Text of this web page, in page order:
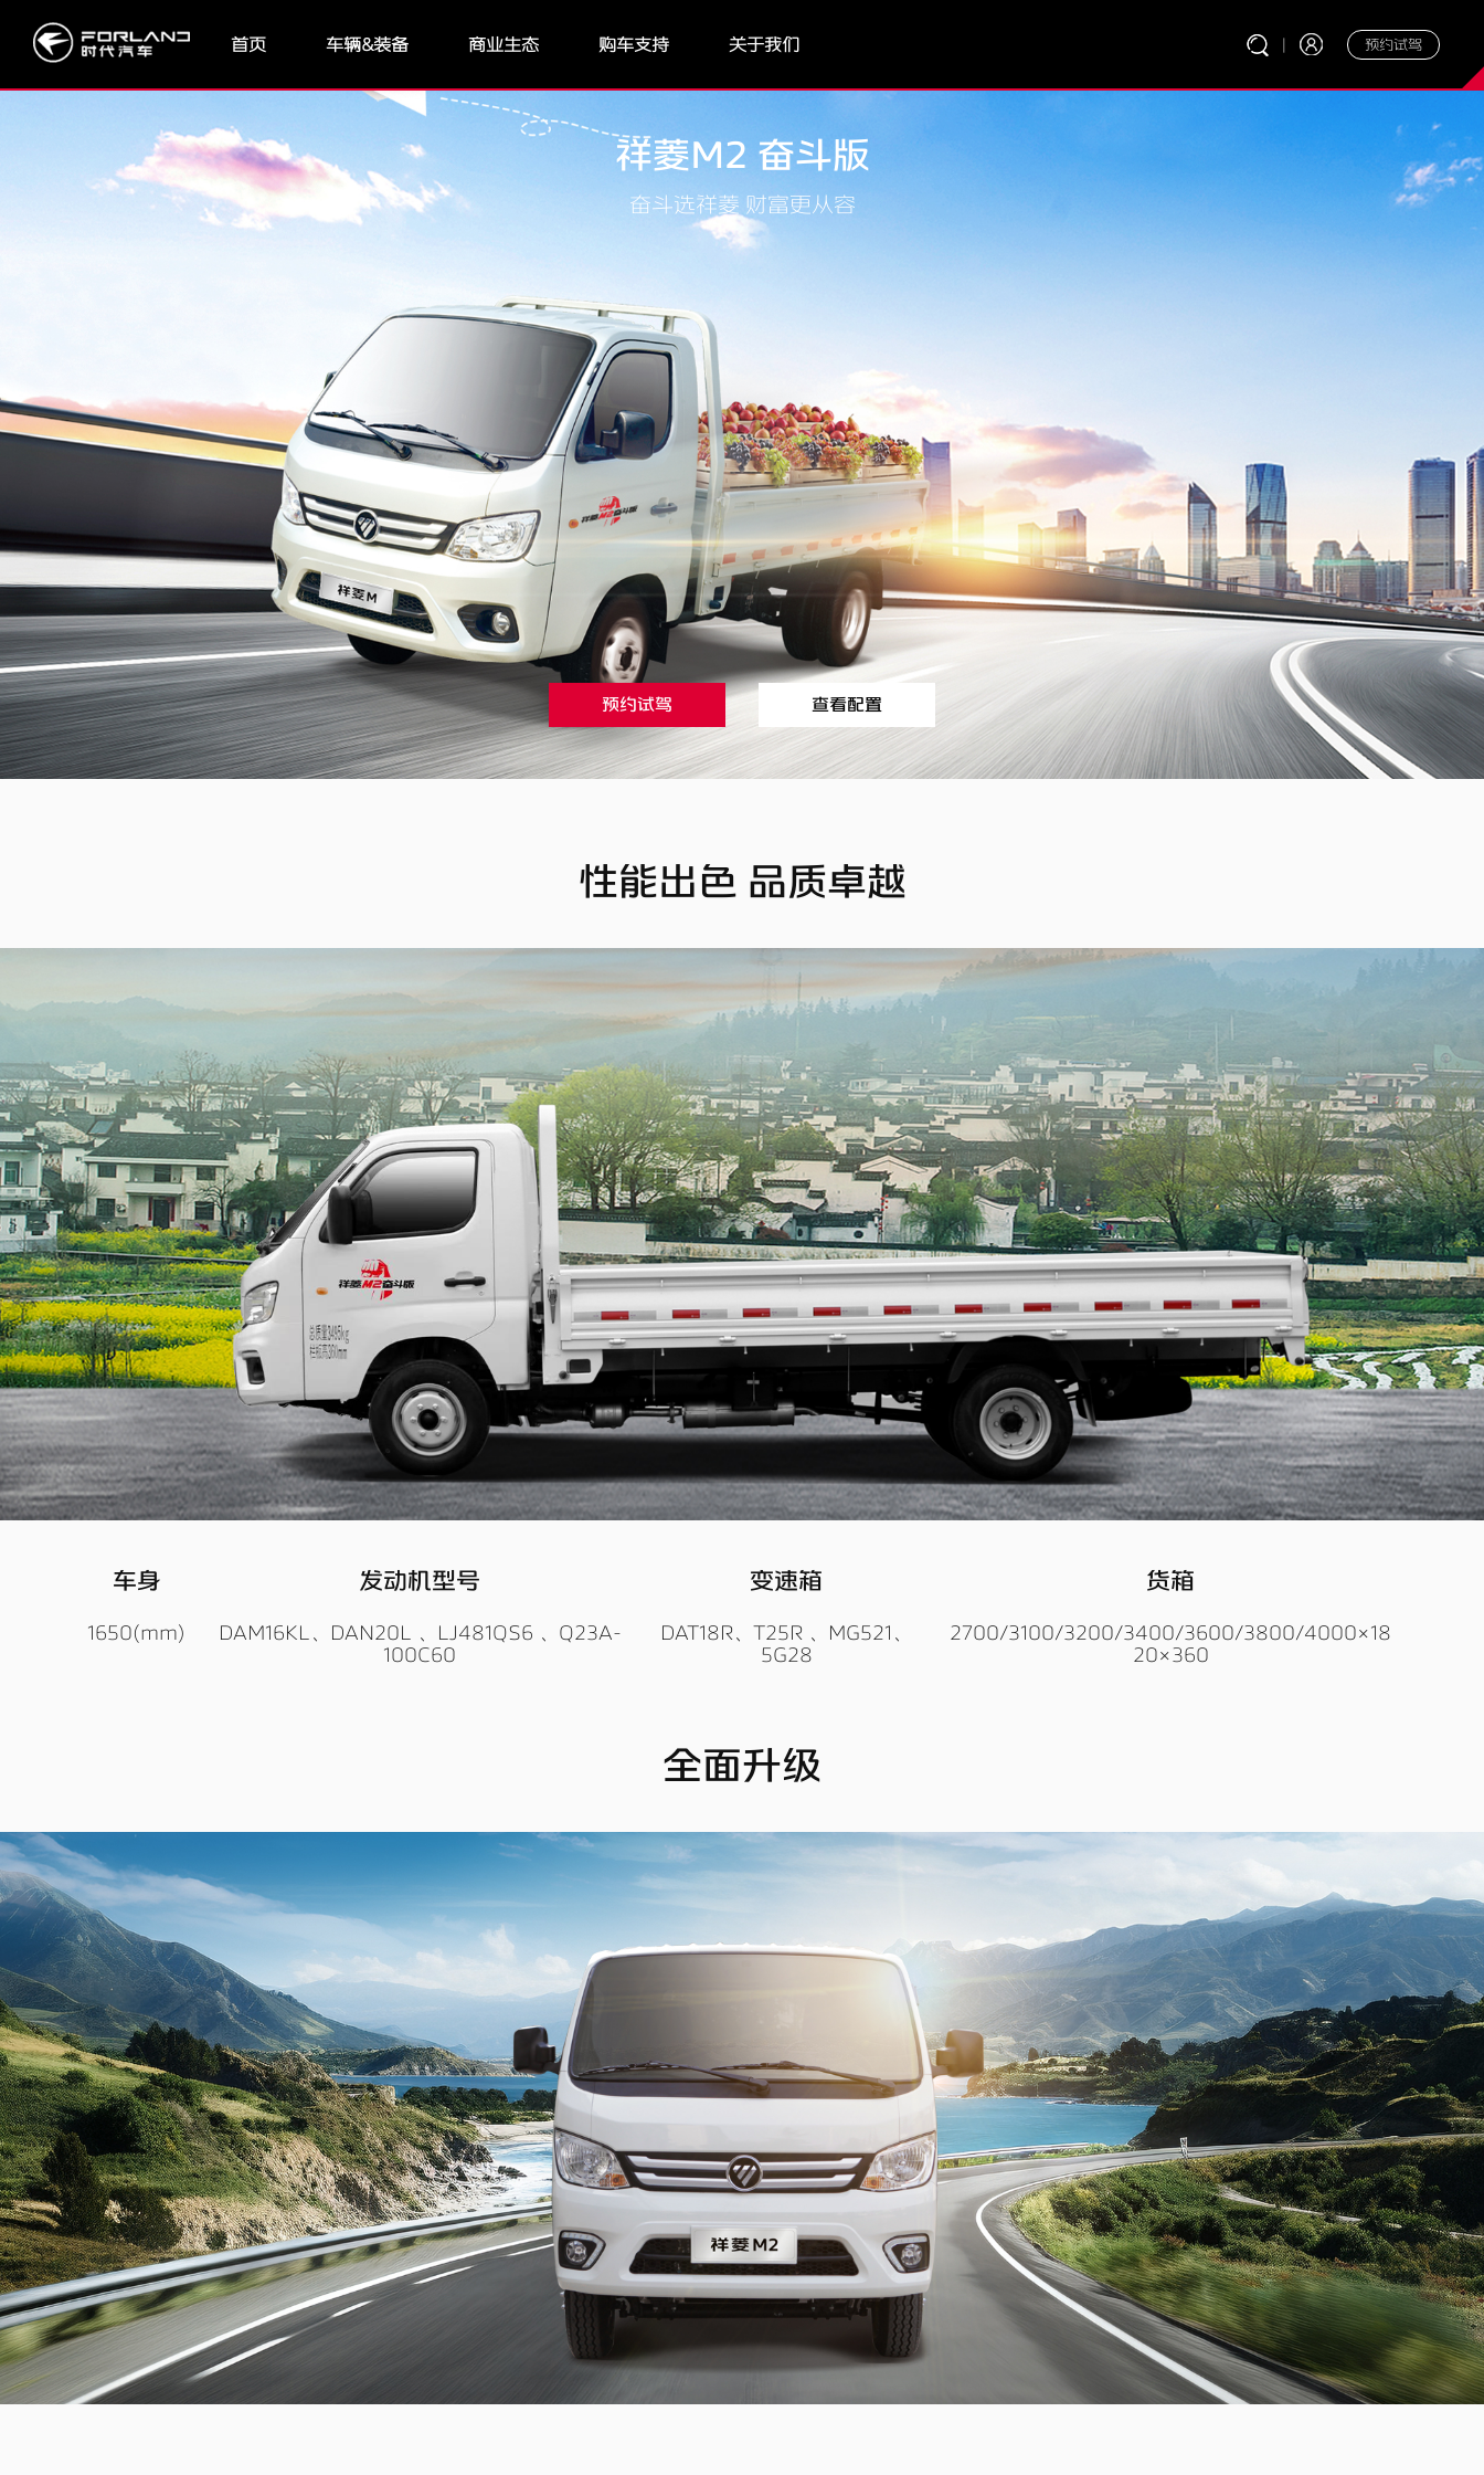
首页 车辆&装备 商业生态 购车支持 关于我们 | 预约试驾
祥菱M2 奋斗版
奋斗选祥菱 财富更从容
预约试驾 查看配置
性能出色 品质卓越
车身
1650(mm)
发动机型号
DAM16KL、DAN20L 、LJ481QS6 、Q23A-
100C60
变速箱
DAT18R、T25R 、MG521、
5G28
货箱
2700/3100/3200/3400/3600/3800/4000×18
20×360
全面升级